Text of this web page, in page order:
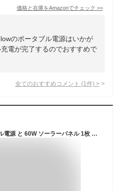
価格と在庫をAmazonでチェック >>
のポータブル電源はいかが
電が完了するのでおすすめで
全てのおすすめコメント (1 件) >
BLUETTI AORA30 V2 ポータブル電源 と 60W ソーラーパネル 1枚 セット 288Wh リン酸鉄リチウム 10年長寿命 AC100V 定格出力600W 45分で80%まで急速充電 1500Wリフト機能 0.01秒UPS 30dB静音 日本語画面 アプリ遠隔操作 耐熱防火設計 50Hz/60Hz対応（ミントグリーン）